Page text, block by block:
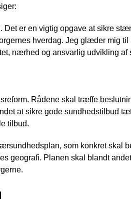
Det er en vigtig opgave at sikre
hverdag. Jeg glæder mig
nærhed og ansvarlig udvikling
Rådene skal træffe
at sikre gode sundhedstilbud
tilbud.
som konkret skal
geografi. Planen skal blandt